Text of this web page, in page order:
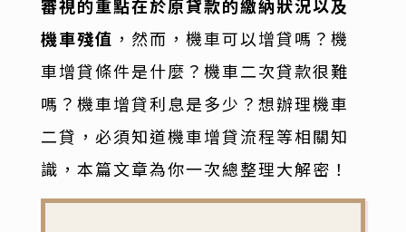
審視的重點在於原貸款的繳納狀況以及
機車殘值 ，然而，機車可以增貸嗎？機
車增貸條件是什麼？機車二次貸款很難
嗎？機車增貸利息是多少？想辦理機車
二貸，必須知道機車增貸流程等相關知
識，本篇文章為你一次總整理大解密！